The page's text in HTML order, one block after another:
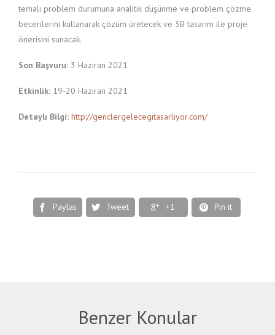
temalı problem durumuna analitik düşünme ve problem çözme
becerilerini kullanarak çözüm üretecek ve 3B tasarım ile proje
önerisini sunacak.
Son Başvuru: 3 Haziran 2021
Etkinlik: 19-20 Haziran 2021
Detaylı Bilgi: http://genclergelecegitasarliyor.com/
 Paylas  Tweet  +1  Pin it
Benzer Konular